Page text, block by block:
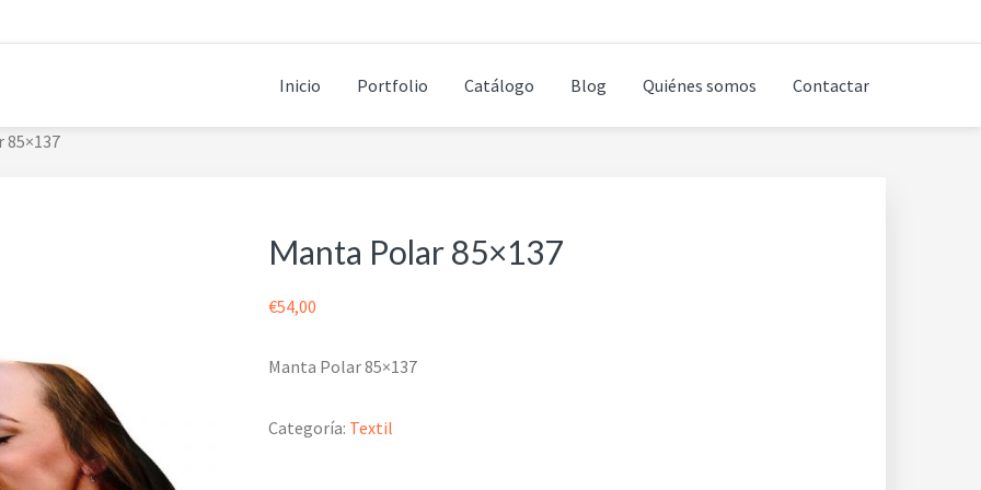
Inicio Portfolio Catálogo Blog Quiénes somos Contactar
85×137
Manta Polar 85×137
€54,00
Manta Polar 85×137
Categoría: Textil